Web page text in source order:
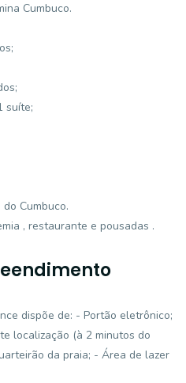
Cumbuco.
suíte;
Cumbuco.
, restaurante e pousadas .
dispõe de: - Portão eletrônico;
localização (à 2 minutos do
da praia; - Área de lazer